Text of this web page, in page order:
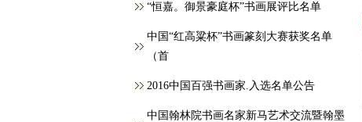
“恒嘉。御景豪庭杯”书画展评比名单
中国“红高粱杯”书画篆刻大赛获奖名单
（首
2016中国百强书画家.入选名单公告
中国翰林院书画名家新马艺术交流暨翰墨